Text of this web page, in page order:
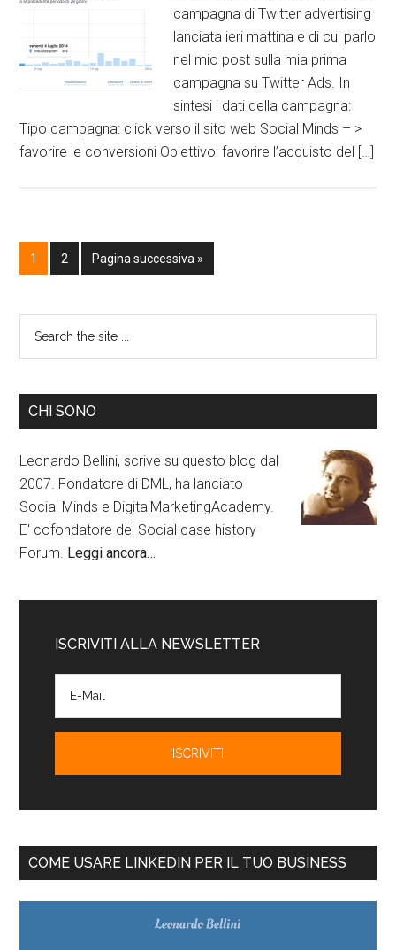
campagna di Twitter advertising
lanciata ieri mattina e di cui parlo
nel mio post sulla mia prima
campagna su Twitter Ads. In
sintesi i dati della campagna:
Tipo campagna: click verso il sito web Social Minds – >
favorire le conversioni Obiettivo: favorire l’acquisto del […]
1 2 Pagina successiva »
CHI SONO
Leonardo Bellini, scrive su questo blog dal
2007. Fondatore di DML, ha lanciato
Social Minds e DigitalMarketingAcademy.
E' cofondatore del Social case history
Forum. Leggi ancora…
ISCRIVITI ALLA NEWSLETTER
COME USARE LINKEDIN PER IL TUO BUSINESS